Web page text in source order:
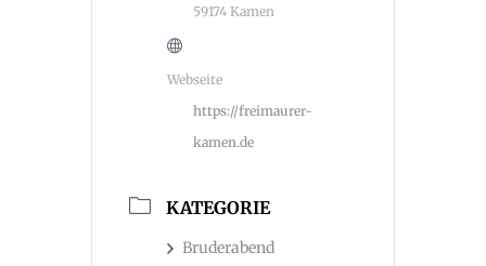
59174 Kamen
Webseite
https://freimaurer-
kamen.de
KATEGORIE
Bruderabend